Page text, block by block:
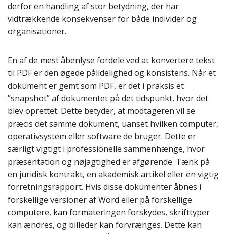
derfor en handling af stor betydning, der har
vidtrækkende konsekvenser for både individer og
organisationer.
En af de mest åbenlyse fordele ved at konvertere tekst
til PDF er den øgede pålidelighed og konsistens. Når et
dokument er gemt som PDF, er det i praksis et
”snapshot” af dokumentet på det tidspunkt, hvor det
blev oprettet. Dette betyder, at modtageren vil se
præcis det samme dokument, uanset hvilken computer,
operativsystem eller software de bruger. Dette er
særligt vigtigt i professionelle sammenhænge, hvor
præsentation og nøjagtighed er afgørende. Tænk på
en juridisk kontrakt, en akademisk artikel eller en vigtig
forretningsrapport. Hvis disse dokumenter åbnes i
forskellige versioner af Word eller på forskellige
computere, kan formateringen forskydes, skrifttyper
kan ændres, og billeder kan forvrænges. Dette kan